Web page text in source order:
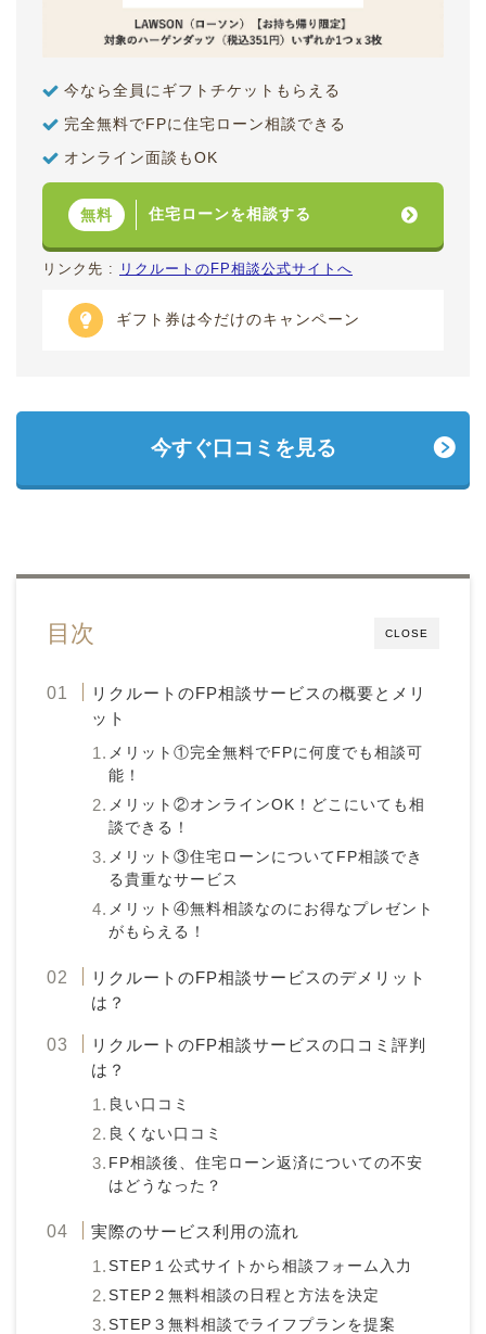
今なら全員にギフトチケットもらえる
完全無料でFPに住宅ローン相談できる
オンライン面談もOK
無料 住宅ローンを相談する
リンク先 : リクルートのFP相談公式サイトへ
ギフト券は今だけのキャンペーン
今すぐ口コミを見る
CLOSE
目次
リクルートのFP相談サービスの概要とメリ
ット
メリット①完全無料でFPに何度でも相談可
能！
メリット②オンラインOK！どこにいても相
談できる！
メリット③住宅ローンについてFP相談でき
る貴重なサービス
メリット④無料相談なのにお得なプレゼント
がもらえる！
リクルートのFP相談サービスのデメリット
は？
リクルートのFP相談サービスの口コミ評判
は？
良い口コミ
良くない口コミ
FP相談後、住宅ローン返済についての不安
はどうなった？
実際のサービス利用の流れ
STEP１公式サイトから相談フォーム入力
STEP２無料相談の日程と方法を決定
STEP３無料相談でライフプランを提案